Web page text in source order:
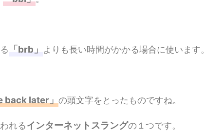
「brb」 よりも長い時間がかかる場合に使います。
back later」の頭文字をとったものですね。
れるインターネットスラングの１つです。